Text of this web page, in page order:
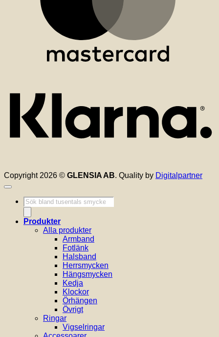
Copyright 2026 © GLENSIA AB. Quality by Digitalpartner
Produktsökning
Produkter
Alla produkter
Armband
Fotlänk
Halsband
Herrsmycken
Hängsmycken
Kedja
Klockor
Örhängen
Övrigt
Ringar
Vigselringar